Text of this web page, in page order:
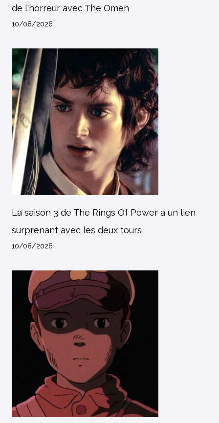
de l'horreur avec The Omen
10/08/2026
La saison 3 de The Rings Of Power a un lien
surprenant avec les deux tours
10/08/2026